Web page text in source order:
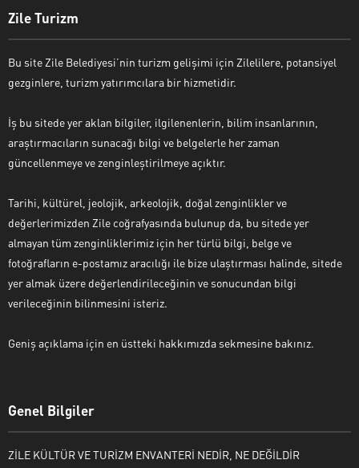
Zile Turizm
Bu site Zile Belediyesi’nin turizm gelişimi için Zilelilere, potansiyel
gezginlere, turizm yatırımcılara bir hizmetidir.
İş bu sitede yer aklan bilgiler, ilgilenenlerin, bilim insanlarının,
araştırmacıların sunacağı bilgi ve belgelerle her zaman
güncellenmeye ve zenginleştirilmeye açıktır.
Tarihi, kültürel, jeolojik, arkeolojik, doğal zenginlikler ve
değerlerimizden Zile coğrafyasında bulunup da, bu sitede yer
almayan tüm zenginliklerimiz için her türlü bilgi, belge ve
fotoğrafların e-postamız aracılığı ile bize ulaştırması halinde, sitede
yer almak üzere değerlendirileceğinin ve sonucundan bilgi
verileceğinin bilinmesini isteriz.
Geniş açıklama için en üstteki hakkımızda sekmesine bakınız.
Genel Bilgiler
ZİLE KÜLTÜR VE TURİZM ENVANTERİ NEDİR, NE DEĞİLDİR